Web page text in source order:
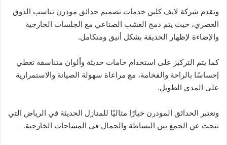
وتقدم شركة لايف كلين خدمات تصميم حدائق مودرن تناسب الذوق
العصري، حيث يتم دمج العشب الصناعي مع الجلسات الخارجية
والإضاءة لإظهار الحديقة بشكل أنيق ومتكامل.
كما يتم التركيز على استخدام خامات حديثة وألوان متناسقة تعطي
إحساسًا بالراحة والفخامة، مع مراعاة سهولة الصيانة والاستمرارية
على المدى الطويل.
وتعتبر الحدائق المودرن خيارًا مثاليًا للمنازل الحديثة في الرياض التي
تبحث عن الجمع بين البساطة والجمال في المساحات الخارجية.